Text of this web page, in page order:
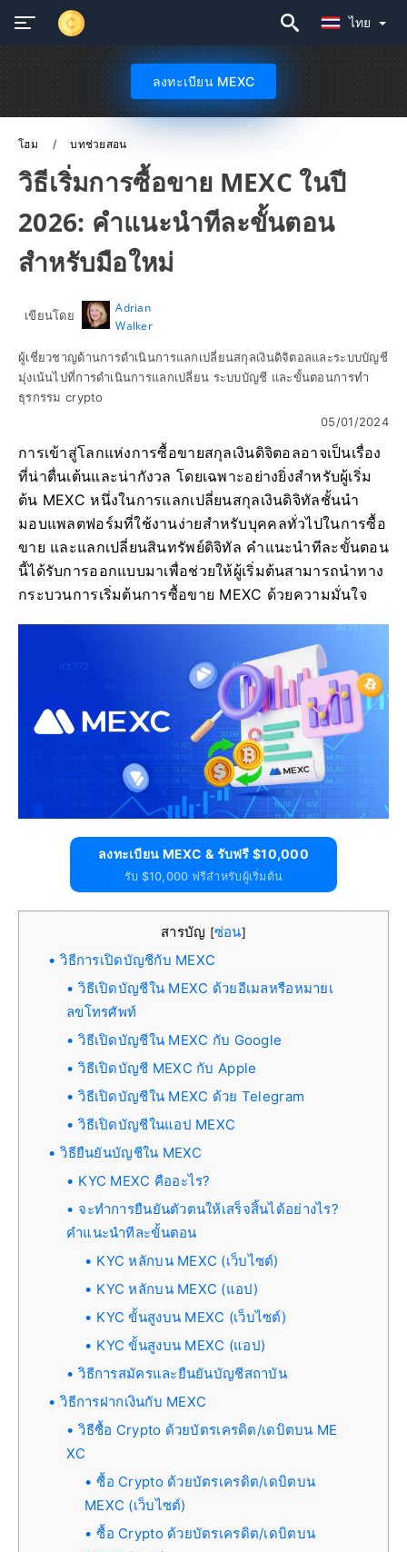
ไทย
ลงทะเบียน MEXC
โฮม บทช่วยสอน
วิธีเริ่มการซื้อขาย MEXC ในปี
2026: คำแนะนำทีละขั้นตอน
สำหรับมือใหม่
เขียนโดย
Adrian
Walker
ผู้เชี่ยวชาญด้านการดำเนินการแลกเปลี่ยนสกุลเงินดิจิตอลและระบบบัญชี
มุ่งเน้นไปที่การดำเนินการแลกเปลี่ยน ระบบบัญชี และขั้นตอนการทำ
ธุรกรรม crypto
05/01/2024
การเข้าสู่โลกแห่งการซื้อขายสกุลเงินดิจิตอลอาจเป็นเรื่อง
ที่น่าตื่นเต้นและน่ากังวล โดยเฉพาะอย่างยิ่งสำหรับผู้เริ่ม
ต้น MEXC หนึ่งในการแลกเปลี่ยนสกุลเงินดิจิทัลชั้นนำ
มอบแพลตฟอร์มที่ใช้งานง่ายสำหรับบุคคลทั่วไปในการซื้อ
ขาย และแลกเปลี่ยนสินทรัพย์ดิจิทัล คำแนะนำทีละขั้นตอน
นี้ได้รับการออกแบบมาเพื่อช่วยให้ผู้เริ่มต้นสามารถนำทาง
กระบวนการเริ่มต้นการซื้อขาย MEXC ด้วยความมั่นใจ
ลงทะเบียน MEXC & รับฟรี $10,000
รับ $10,000 ฟรีสำหรับผู้เริ่มต้น
สารบัญ [ซ่อน]
วิธีการเปิดบัญชีกับ MEXC
วิธีเปิดบัญชีใน MEXC ด้วยอีเมลหรือหมายเ
ลขโทรศัพท์
วิธีเปิดบัญชีใน MEXC กับ Google
วิธีเปิดบัญชี MEXC กับ Apple
วิธีเปิดบัญชีใน MEXC ด้วย Telegram
วิธีเปิดบัญชีในแอป MEXC
วิธียืนยันบัญชีใน MEXC
KYC MEXC คืออะไร?
จะทำการยืนยันตัวตนให้เสร็จสิ้นได้อย่างไร?
คำแนะนำทีละขั้นตอน
KYC หลักบน MEXC (เว็บไซต์)
KYC หลักบน MEXC (แอป)
KYC ขั้นสูงบน MEXC (เว็บไซต์)
KYC ขั้นสูงบน MEXC (แอป)
วิธีการสมัครและยืนยันบัญชีสถาบัน
วิธีการฝากเงินกับ MEXC
วิธีซื้อ Crypto ด้วยบัตรเครดิต/เดบิตบน ME
XC
ซื้อ Crypto ด้วยบัตรเครดิต/เดบิตบน
MEXC (เว็บไซต์)
ซื้อ Crypto ด้วยบัตรเครดิต/เดบิตบน